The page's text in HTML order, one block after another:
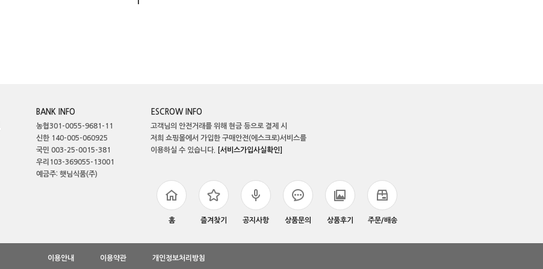
BANK INFO
농협301-0055-9681-11
신한 140-005-060925
국민 003-25-0015-381
우리103-369055-13001
예금주: 햇님식품(주)
ESCROW INFO
고객님의 안전거래를 위해 현금 등으로 결제 시
저희 쇼핑몰에서 가입한 구매안전(에스크로)서비스를
이용하실 수 있습니다.
[서비스가입사실확인]
홈 즐겨찾기 공지사항 상품문의 상품후기 주문/배송
이용안내 이용약관 개인정보처리방침